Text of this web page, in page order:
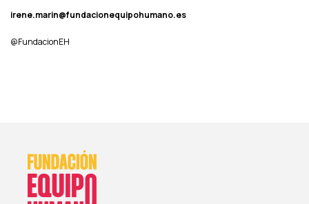
irene.marin@fundacionequipohumano.es
@FundacionEH